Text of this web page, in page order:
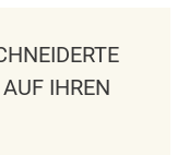
J
IHREN I